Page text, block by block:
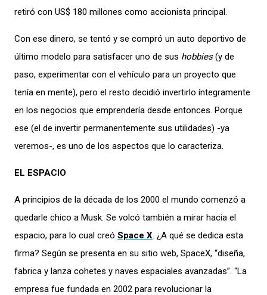
retiró con US$ 180 millones como accionista principal.
Con ese dinero, se tentó y se compró un auto deportivo de
último modelo para satisfacer uno de sus hobbies(y de
paso, experimentar con el vehículo para un proyecto que
tenía en mente), pero el resto decidió invertirlo íntegramente
en los negocios que emprendería desde entonces. Porque
ese (el de invertir permanentemente sus utilidades) -ya
veremos-, es uno de los aspectos que lo caracteriza.
EL ESPACIO
A principios de la década de los 2000 el mundo comenzó a
quedarle chico a Musk. Se volcó también a mirar hacia el
espacio, para lo cual creó Space X. ¿A qué se dedica esta
firma? Según se presenta en su sitio web, SpaceX, “diseña,
fabrica y lanza cohetes y naves espaciales avanzadas”. “La
empresa fue fundada en 2002 para revolucionar la